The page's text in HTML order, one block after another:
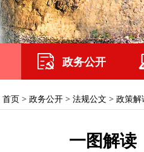
政务公开
首页 > 政务公开 > 法规公文 > 政策解
一图解读